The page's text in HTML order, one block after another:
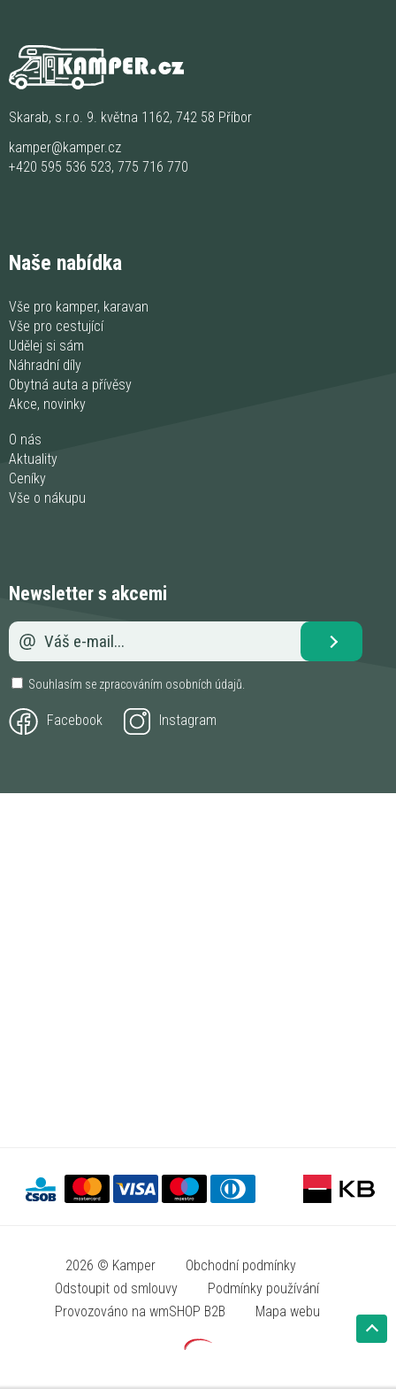
Skarab, s.r.o. 9. května 1162, 742 58 Příbor
kamper@kamper.cz
+420 595 536 523, 775 716 770
Naše nabídka
Vše pro kamper, karavan
Vše pro cestující
Udělej si sám
Náhradní díly
Obytná auta a přívěsy
Akce, novinky
O nás
Aktuality
Ceníky
Vše o nákupu
Newsletter s akcemi
Souhlasím se zpracováním osobních údajů
Facebook Instagram
2026 © Kamper
Obchodní podmínky
Odstoupit od smlouvy
Podmínky používání
Provozováno na wmSHOP B2B
Mapa webu